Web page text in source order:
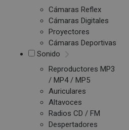
Cámaras Reflex
Cámaras Digitales
Proyectores
Cámaras Deportivas
Sonido
Reproductores MP3
/ MP4 / MP5
Auriculares
Altavoces
Radios CD / FM
Despertadores